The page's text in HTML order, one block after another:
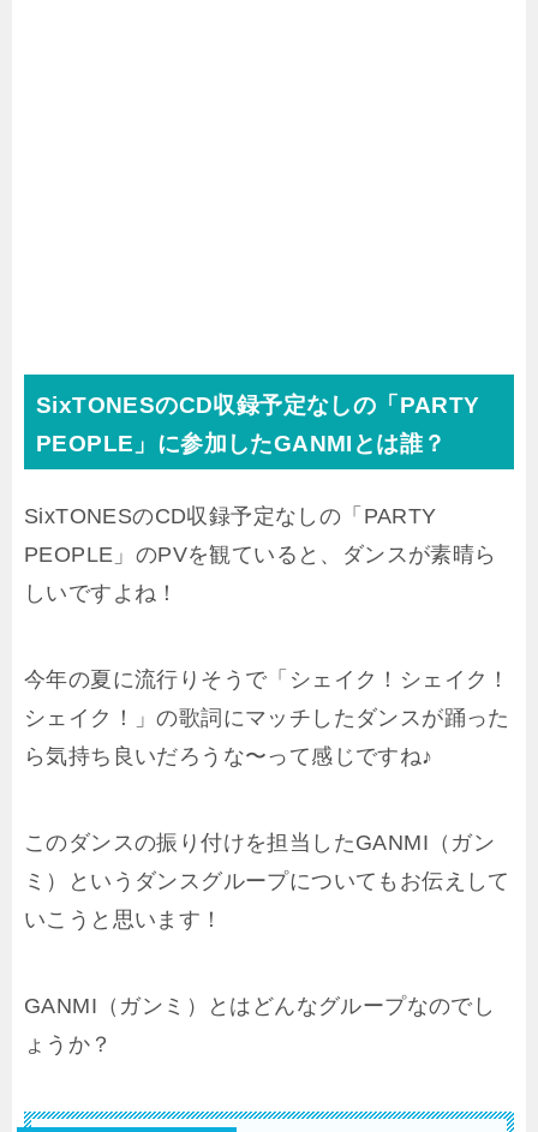
SixTONESのCD収録予定なしの「PARTY
PEOPLE」に参加したGANMIとは誰？
SixTONESのCD収録予定なしの「PARTY
PEOPLE」のPVを観ていると、ダンスが素晴ら
しいですよね！
今年の夏に流行りそうで「シェイク！シェイク！
シェイク！」の歌詞にマッチしたダンスが踊った
ら気持ち良いだろうな〜って感じですね♪
このダンスの振り付けを担当したGANMI（ガン
ミ）というダンスグループについてもお伝えして
いこうと思います！
GANMI（ガンミ）とはどんなグループなのでし
ょうか？